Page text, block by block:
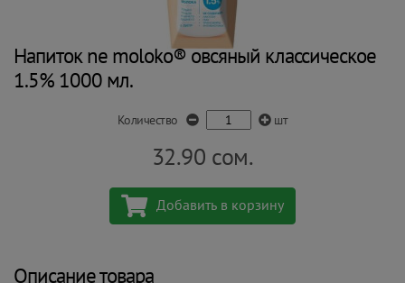
Напиток ne moloko® овсяный классическое
1.5% 1000 мл.
Количество шт
32.90 сом.
Добавить в корзину
Описание товара